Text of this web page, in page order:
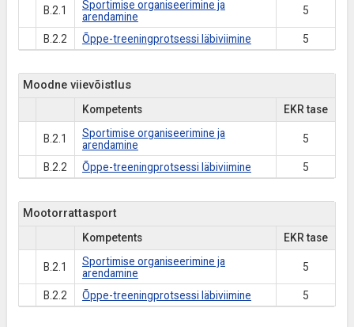
B.2.1
Sportimise organiseerimine ja
arendamine
5
B.2.2 Õppe-treeningprotsessi läbiviimine 5
Moodne viievõistlus
Kompetents EKR tase
B.2.1
Sportimise organiseerimine ja
arendamine
5
B.2.2 Õppe-treeningprotsessi läbiviimine 5
Mootorrattasport
Kompetents EKR tase
B.2.1
Sportimise organiseerimine ja
arendamine
5
B.2.2 Õppe-treeningprotsessi läbiviimine 5